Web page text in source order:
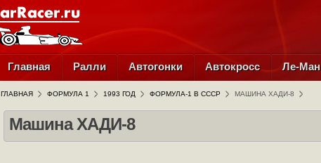
Главная Ралли Автогонки Автокросс Ле-Ман
ГЛАВНАЯ ФОРМУЛА 1 1993 ГОД ФОРМУЛА-1 В СССР МАШИНА ХАДИ-8
Машина ХАДИ-8